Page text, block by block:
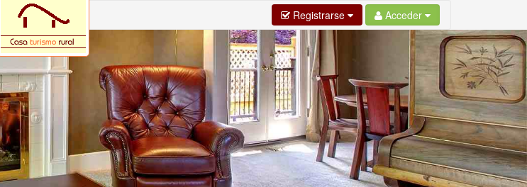
Registrarse Acceder